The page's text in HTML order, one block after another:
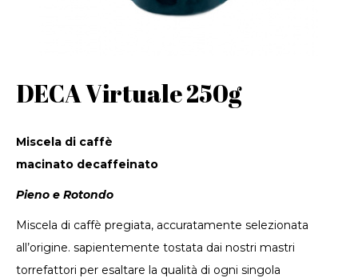
DECA Virtuale 250g
Miscela di caffè
macinato decaffeinato
Pieno e Rotondo
Miscela di caffè pregiata, accuratamente selezionata
all’origine. sapientemente tostata dai nostri mastri
torrefattori per esaltare la qualità di ogni singola